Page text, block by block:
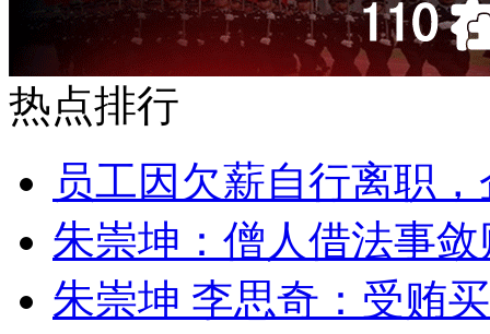
热点排行
员工因欠薪自行离职
朱崇坤：僧人借法事
朱崇坤 李思奇：受贿